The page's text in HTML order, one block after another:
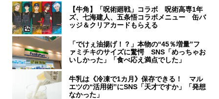
【牛角】「呪術廻戦」コラボ 呪術高専1年
ズ、七海建人、五条悟コラボメニュー 缶バ
ッジ＆クリアカードもらえる
「でけぇ油揚げ！？」本物の“45％増量”フ
ァミチキのサイズに驚愕 SNS「めっちゃお
いしかった」「食べ応え満点でした」
牛乳は《冷凍で1カ月》保存できる！ マル
エツの“活用術”にSNS「天才ですか」「発想
なかった」